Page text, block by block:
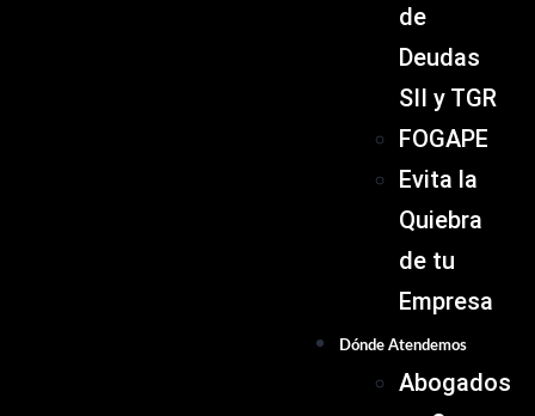
de
Deudas
SII y TGR
FOGAPE
Evita la
Quiebra
de tu
Empresa
Dónde Atendemos
Abogados